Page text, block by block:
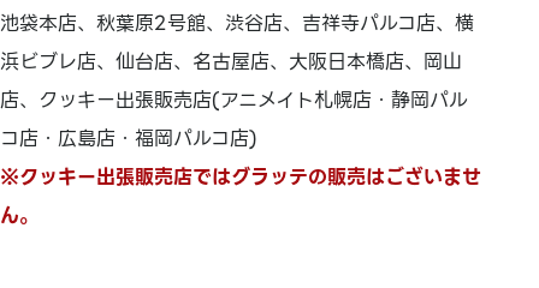
池袋本店、秋葉原2号館、渋谷店、吉祥寺パルコ店、横
浜ビブレ店、仙台店、名古屋店、大阪日本橋店、岡山
店、クッキー出張販売店(アニメイト札幌店・静岡パル
コ店・広島店・福岡パルコ店)
※クッキー出張販売店ではグラッテの販売はございませ
ん。